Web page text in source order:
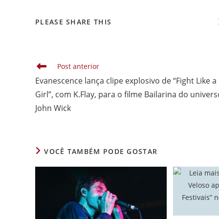
PLEASE SHARE THIS
Leia
artigos
Post anterior
Evanescence lança clipe explosivo de “Fight Like a
Girl”, com K.Flay, para o filme Bailarina do
John Wick
VOCÊ TAMBÉM PODE GOSTAR